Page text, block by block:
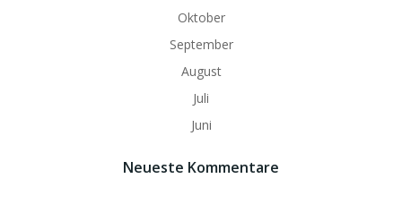
Oktober
September
August
Juli
Juni
Neueste Kommentare